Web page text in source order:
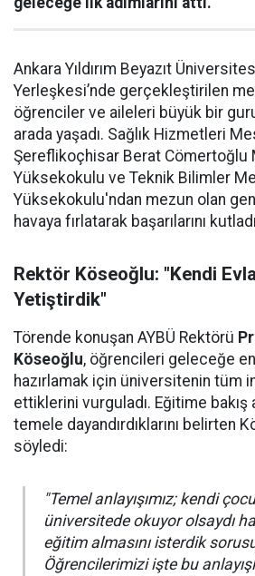
Ankara Yıldırım Beyazıt
Yerleşkesi’nde gerçekleştirilen
öğrenciler ve aileleri büyük bir
arada yaşadı. Sağlık Hizmetleri
Şereflikoçhisar Berat Cömertoğlu
Yüksekokulu ve Teknik Bilimler
Yüksekokulu'ndan mezun olan
havaya fırlatarak başarılarını
Rektör Köseoğlu: "Kendi
Yetiştirdik"
Törende konuşan AYBÜ Rektörü
Köseoğlu, öğrencileri geleceğe
hazırlamak için üniversitenin tüm
ettiklerini vurguladı. Eğitime bakış
temele dayandırdıklarını belirten
söyledi:
"Temel anlayışımız; kendi
üniversitede okuyor olsaydı
eğitim almasını isterdik
Öğrencilerimizi işte bu